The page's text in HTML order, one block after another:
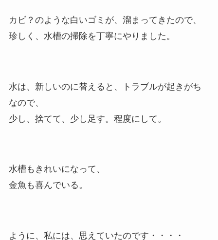
カビ？のような白いゴミが、溜まってきたので、
珍しく、水槽の掃除を丁寧にやりました。
水は、新しいのに替えると、トラブルが起きがち
なので、
少し、捨てて、少し足す。程度にして。
水槽もきれいになって、
金魚も喜んでいる。
ように、私には、思えていたのです・・・・